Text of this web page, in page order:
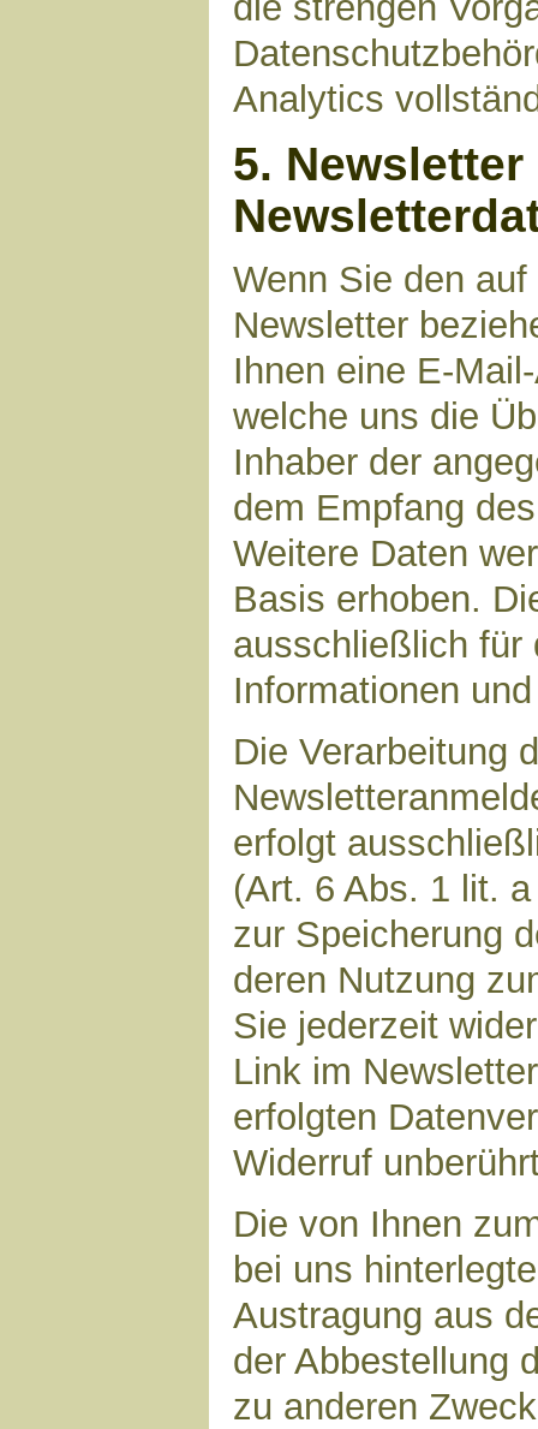
Analytics
5. Newsletter
Wenn Sie den
Newsletter
Ihnen eine E-
welche uns die
Inhaber der
dem Empfang
Weitere Daten
Basis erhoben.
ausschließlich für
Informationen
Die Verarbeitung
erfolgt
(Art. 6 Abs. 1 lit.
zur Speicherung
deren Nutzung
Sie jederzeit
Link im
erfolgten
Widerruf
Die von Ihnen
bei uns
Austragung aus
der Abbestellung
zu anderen